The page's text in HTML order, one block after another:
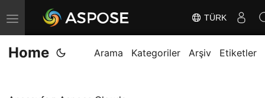
G
e
z
TÜRK
Home Arama Kategoriler Arşiv Etiketler